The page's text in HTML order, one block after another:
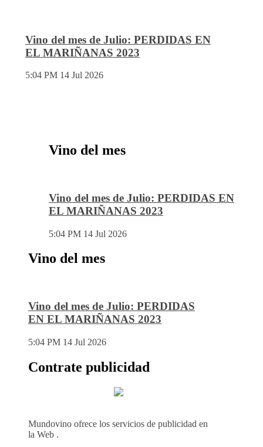
Vino del mes de Julio: PERDIDAS EN
EL MARIÑANAS 2023
5:04 PM 14 Jul 2026
Vino del mes
Vino del mes de Julio: PERDIDAS EN
EL MARIÑANAS 2023
5:04 PM 14 Jul 2026
Vino del mes
Vino del mes de Julio: PERDIDAS
EN EL MARIÑANAS 2023
5:04 PM 14 Jul 2026
Contrate publicidad
Mundovino ofrece los servicios de publicidad en
la Web .